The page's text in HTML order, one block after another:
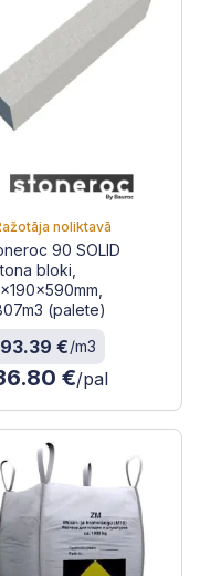
noliktavā
90 SOLID
bloki,
(palete)
€/m3
€/pal